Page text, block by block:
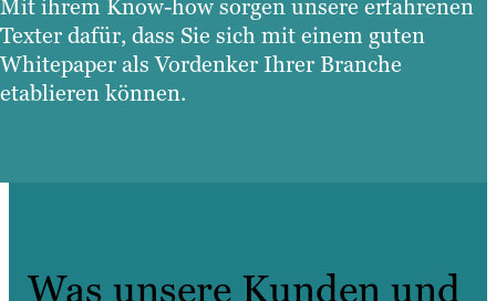
Mit ihrem Know-how sorgen unsere erfahrenen
Texter dafür, dass Sie sich mit einem guten
Whitepaper als Vordenker Ihrer Branche
etablieren können.
Was unsere Kunden und